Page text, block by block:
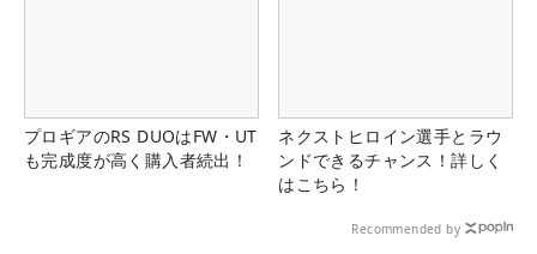
プロギアのRS DUOはFW・UT
も完成度が高く購入者続出！
ネクストヒロイン選手とラウ
ンドできるチャンス！詳しく
はこちら！
Recommended by